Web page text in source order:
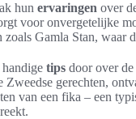
hun ervaringen over
voor onvergetelijke
Gamla Stan, waar
handige tips door over de
gerechten,
van een fika – een